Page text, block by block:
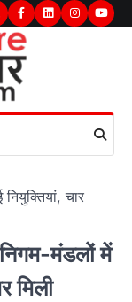
Facebook
LinkedInInstagram
चार
मंडलों में
मिली